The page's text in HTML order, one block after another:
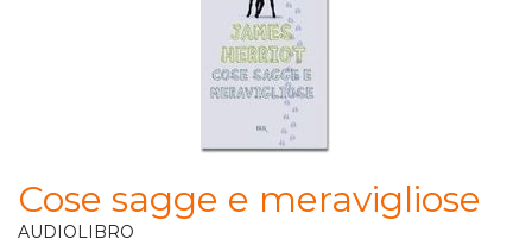
Cose sagge e meravigliose
AUDIOLIBRO